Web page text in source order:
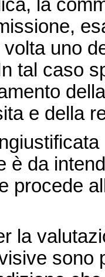
la
uno
tal caso
e della
è da
procede
sono